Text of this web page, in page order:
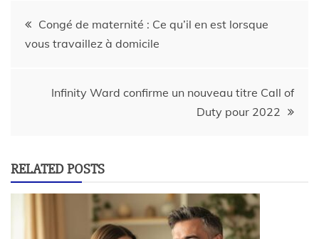
Congé de maternité : Ce qu’il en est lorsque
vous travaillez à domicile
Infinity Ward confirme un nouveau titre Call of
Duty pour 2022
RELATED POSTS